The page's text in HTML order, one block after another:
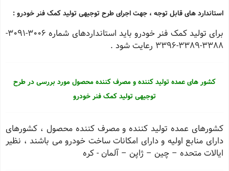
استاندارد های قابل توجه ، جهت اجرای طرح توجیهی تولید کمک فنر خودرو :
برای تولید کمک فنر خودرو باید استانداردهای شماره 3006-3091-
3388-3389-3396 رعایت شود .
کشور های عمده تولید کننده و مصرف کننده محصول مورد بررسی در طرح
توجیهی تولید کمک فنر خودرو
کشورهای عمده تولید کننده و مصرف کننده محصول ، کشورهای
دارای منابع اولیه و دارای امکانات ساخت خودرو می باشند ، نظیر
ایالات متحده – چین – ژاپن – آلمان - کره